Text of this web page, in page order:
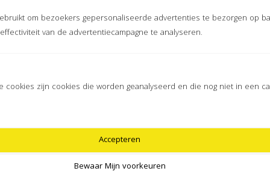
om bezoekers gepersonaliseerde advertenties te bezorgen op
van de advertentiecampagne te analyseren.
cookies zijn cookies die worden geanalyseerd en die nog niet in een
Bewaar Mijn voorkeuren
Accepteren
OVER JEBIMEX
Jebimex is marktleider op het gebied van